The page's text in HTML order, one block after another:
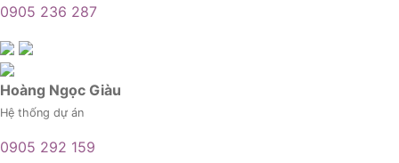
0905 236 287
Hoàng Ngọc Giàu
Hệ thống dự án
0905 292 159